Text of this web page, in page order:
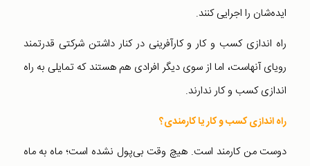
ایده‌شان را اجرایی کنند.
راه اندازی کسب و کار و کارآفرینی در کنار داشتن شرکتی قدرتمند
رویای آنهاست، اما از سوی دیگر افرادی هم هستند که تمایلی به راه
اندازی کسب و کار ندارند.
راه اندازی کسب و کار یا کارمندی؟
دوست من کارمند است. هیچ وقت بی‌پول نشده است؛ ماه به ماه